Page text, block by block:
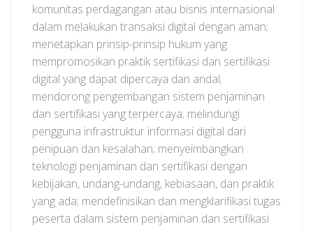
komunitas perdagangan atau bisnis internasional
dalam melakukan transaksi digital dengan aman;
menetapkan prinsip-prinsip hukum yang
mempromosikan praktik sertifikasi dan sertifikasi
digital yang dapat dipercaya dan andal;
mendorong pengembangan sistem penjaminan
dan sertifikasi yang terpercaya; melindungi
pengguna infrastruktur informasi digital dari
penipuan dan kesalahan; menyeimbangkan
teknologi penjaminan dan sertifikasi dengan
kebijakan, undang-undang, kebiasaan, dan praktik
yang ada; mendefinisikan dan mengklarifikasi tugas
peserta dalam sistem penjaminan dan sertifikasi